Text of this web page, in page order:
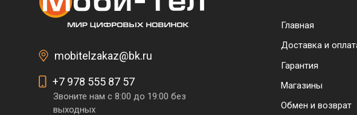
mobitelzakaz@bk.ru
+7 978 555 87 57
Звоните нам с 8:00 до 19:00 без
выходных
Menu
Главная
Доставка и
Гарантия
Магазины
Обмен и возврат